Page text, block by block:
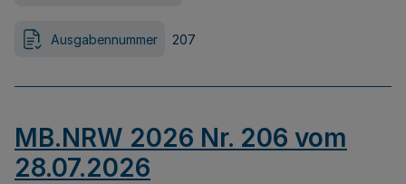
Ausgabennummer 207
MB.NRW 2026 Nr. 206 vom
28.07.2026